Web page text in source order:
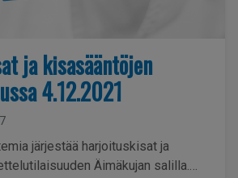
ja kisasääntöjen
4.12.2021
järjestää harjoituskisat ja
Äimäkujan salilla.